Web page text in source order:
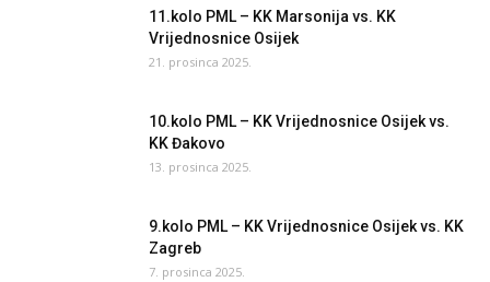
11.kolo PML – KK Marsonija vs. KK
Vrijednosnice Osijek
21. prosinca 2025.
10.kolo PML – KK Vrijednosnice Osijek vs.
KK Đakovo
13. prosinca 2025.
9.kolo PML – KK Vrijednosnice Osijek vs. KK
Zagreb
7. prosinca 2025.